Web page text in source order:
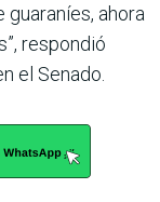
ahora
respondió
el Senado.